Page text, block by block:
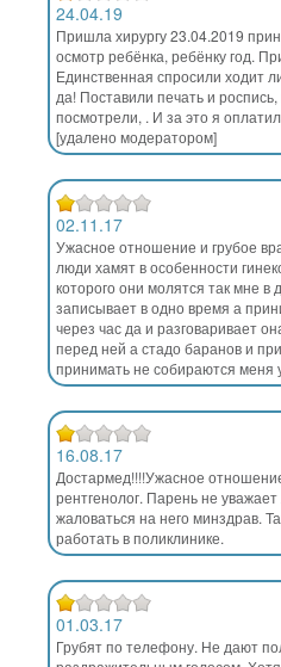
24.04.19
Пришла хирургу 23.04.2019
осмотр ребёнка, ребёнку год.
Единственная спросили ходит
да! Поставили печать и
посмотрели, . И за это я
[удалено модератором]
02.11.17
Ужасное отношение и грубое
люди хамят в особенности
которого они молятся так мне в
записывает в одно время а
через час да и разговаривает
перед ней а стадо баранов и
принимать не собираются меня
16.08.17
Достармед!!!!Ужасное
рентгенолог. Парень не
жаловаться на него минздрав.
работать в поликлинике.
01.03.17
Грубят по телефону. Не дают